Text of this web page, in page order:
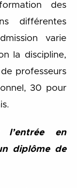
des
différentes
varie
la discipline,
professeurs
30 pour
l’entrée en
diplôme de